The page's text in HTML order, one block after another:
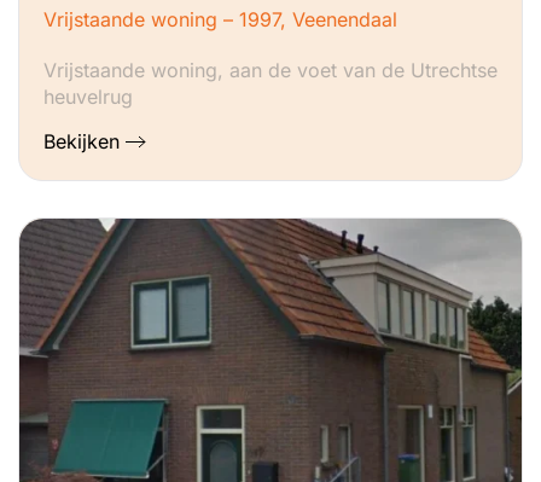
Vrijstaande woning – 1997, Veenendaal
Vrijstaande woning, aan de voet van de Utrechtse
heuvelrug
Bekijken